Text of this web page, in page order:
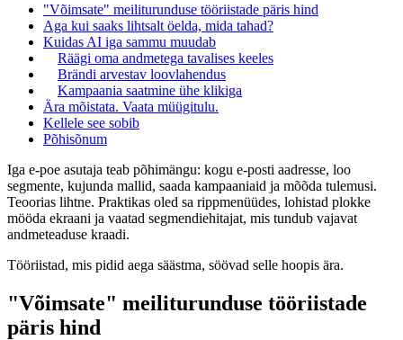
"Võimsate" meiliturunduse tööriistade päris hind
Aga kui saaks lihtsalt öelda, mida tahad?
Kuidas AI iga sammu muudab
Räägi oma andmetega tavalises keeles
Brändi arvestav loovlahendus
Kampaania saatmine ühe klikiga
Ära mõistata. Vaata müügitulu.
Kellele see sobib
Põhisõnum
Iga e-poe asutaja teab põhimängu: kogu e-posti aadresse, loo
segmente, kujunda mallid, saada kampaaniaid ja mõõda tulemusi.
Teoorias lihtne. Praktikas oled sa rippmenüüdes, lohistad plokke
mööda ekraani ja vaatad segmendiehitajat, mis tundub vajavat
andmeteaduse kraadi.
Tööriistad, mis pidid aega säästma, söövad selle hoopis ära.
"Võimsate" meiliturunduse tööriistade
päris hind